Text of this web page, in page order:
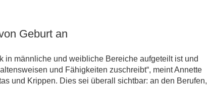
Geburt an
in männliche und weibliche Bereiche aufgeteilt ist und
und Fähigkeiten zuschreibt“, meint Annette
und Krippen. Dies sei überall sichtbar: an den Berufen,